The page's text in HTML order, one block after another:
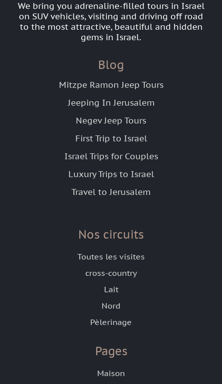
We bring you adrenaline-filled tours in Israel
on SUV vehicles, visiting and driving off road
to the most attractive, beautiful and hidden
gems in Israel.
Blog
Mitzpe Ramon Jeep Tours
Jeeping In Jerusalem
Negev Jeep Tours
First Trip to Israel
Israel Trips for Couples
Luxury Trips to Israel
Travel to Jerusalem
Nos circuits
Toutes les visites
cross-country
Lait
Nord
Pèlerinage
Pages
Maison